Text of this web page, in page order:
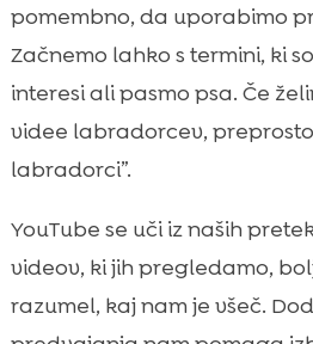
pomembno, da uporabimo
Začnemo lahko s termini, ki
interesi ali pasmo psa. Če
videe labradorcev,
labradorci”.
YouTube se uči iz naših
videov, ki jih pregledamo,
razumel, kaj nam je všeč.